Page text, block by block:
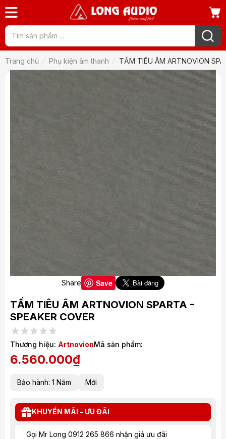
Trang chủ Phụ kiện âm thanh TẤM TIÊU ÂM ARTNOVION
Share Save
TẤM TIÊU ÂM ARTNOVION SPARTA -
SPEAKER COVER
Thương hiệu: ArtnovionMã sản phẩm:
6.560.000₫
Bảo hành: 1 Năm Mới
KHUYẾN MÃI - ƯU ĐÃI
Gọi Mr Long 0912 265 866 nhận giá ưu đãi